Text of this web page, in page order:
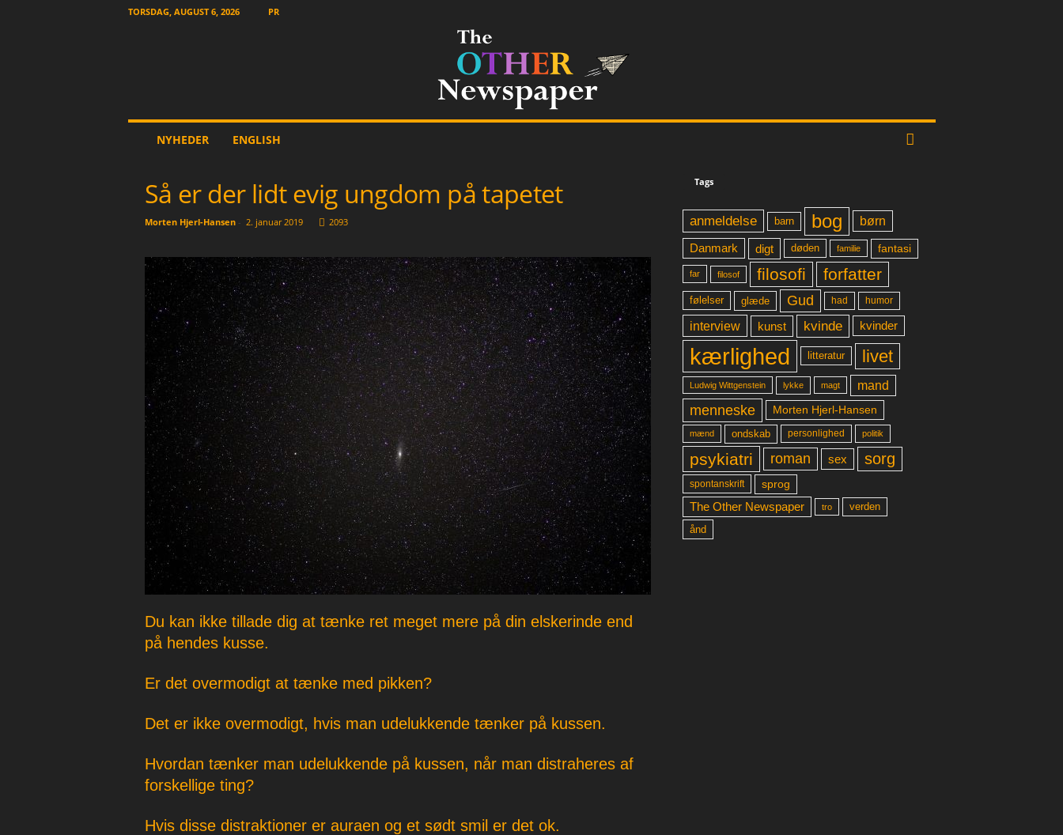
TORSDAG, AUGUST 6, 2026 PR
NYHEDER ENGLISH
Så er der lidt evig ungdom på tapetet
Morten Hjerl-Hansen- 2. januar 2019 2093
Du kan ikke tillade dig at tænke ret meget mere på din elskerinde end
på hendes kusse.
Er det overmodigt at tænke med pikken?
Det er ikke overmodigt, hvis man udelukkende tænker på kussen.
Hvordan tænker man udelukkende på kussen, når man distraheres af
forskellige ting?
Hvis disse distraktioner er auraen og et sødt smil er det ok.
Tags
anmeldelse barn bog børn
Danmark digt døden familie fantasi
far filosof filosofi forfatter
følelser glæde Gud had humor
interview kunst kvinde kvinder
kærlighed litteratur livet
Ludwig Wittgenstein lykke magt mand
menneske Morten Hjerl-Hansen
mænd ondskab personlighed politik
psykiatri roman sex sorg
spontanskrift sprog
The Other Newspaper tro verden
ånd